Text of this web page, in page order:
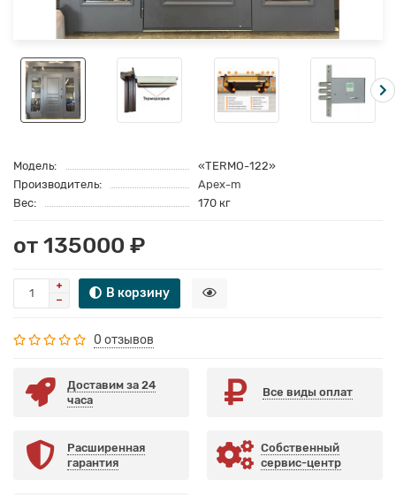
Модель:
«TERMO-122»
Производитель:
Apex-m
Вес:
170 кг
от 135000 ₽
В корзину
0 отзывов
Доставим за 24
часа
Все виды оплат
Расширенная
гарантия
Собственный
сервис-центр